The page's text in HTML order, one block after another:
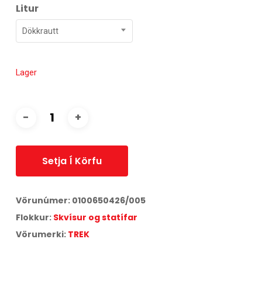
Litur
Dökkrautt
Lager
Setja Í Körfu
Vörunúmer: 0100650426/005
Flokkur: Skvísur og statífar
Vörumerki: TREK